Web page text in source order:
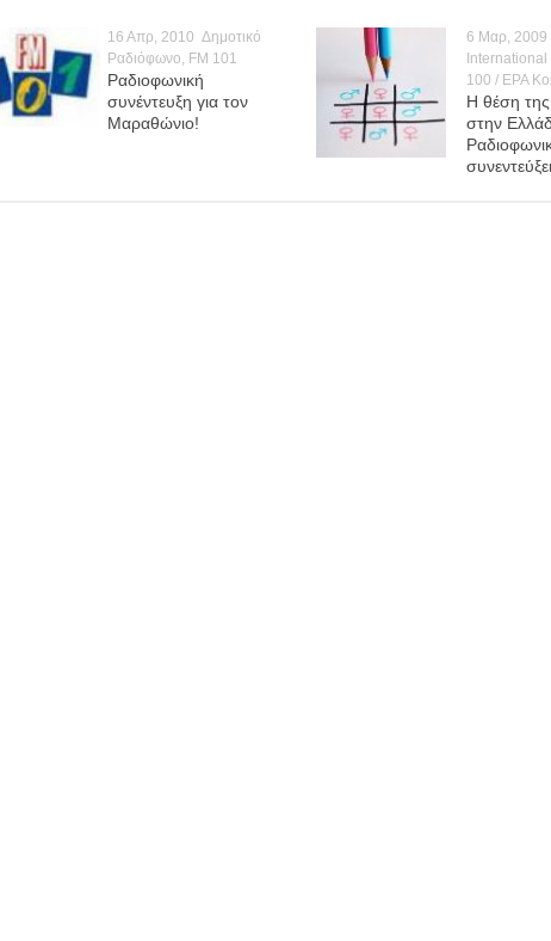
16 Απρ, 2010 Δημοτικό
Ραδιόφωνο, FM 101
Ραδιοφωνική
συνέντευξη για τον
Μαραθώνιο!
6 Μαρ, 2009
100 / ΕΡΑ
Η θέση της
στην